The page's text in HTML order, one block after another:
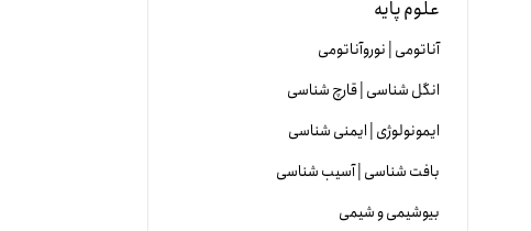
علوم پایه
آناتومی | نوروآناتومی
انگل شناسی | قارچ شناسی
ایمونولوژی | ایمنی شناسی
بافت شناسی | آسیب شناسی
بیوشیمی و شیمی